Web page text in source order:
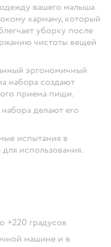
вашего малыша
карману, который
уборку после
чистоты вещей
эргономичный
набора создают
приема пищи.
делают его
испытания в
использования.
+220 градусов
машине и в